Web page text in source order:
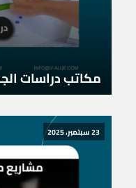
مكاتب دراسات
23 سبتمبر، 2025